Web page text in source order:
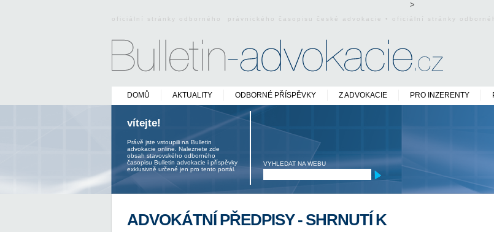
>
oficiální stránky odborného právnického časopisu české advokacie • oficiální stránky
DOMŮ AKTUALITY ODBORNÉ PŘÍSPĚVKY Z ADVOKACIE PRO INZERENTY
vítejte!
Právě jste vstoupili na Bulletin
advokacie online. Naleznete zde
obsah stavovského odborného
časopisu Bulletin advokacie i příspěvky
exklusivně určené jen pro tento portál.
VYHLEDAT NA WEBU
ADVOKÁTNÍ PŘEDPISY - SHRNUTÍ K